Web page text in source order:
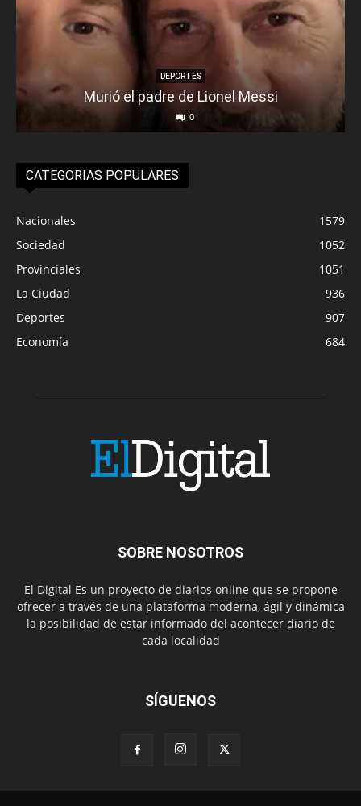
DEPORTES
Murió el padre de Lionel Messi
0
CATEGORIAS POPULARES
Nacionales
1579
Sociedad
1052
Provinciales
1051
La Ciudad
936
Deportes
907
Economía
684
SOBRE NOSOTROS
El Digital Es un proyecto de diarios online que se propone
ofrecer a través de una plataforma moderna, ágil y dinámica
la posibilidad de estar informado del acontecer diario de
cada localidad
SÍGUENOS